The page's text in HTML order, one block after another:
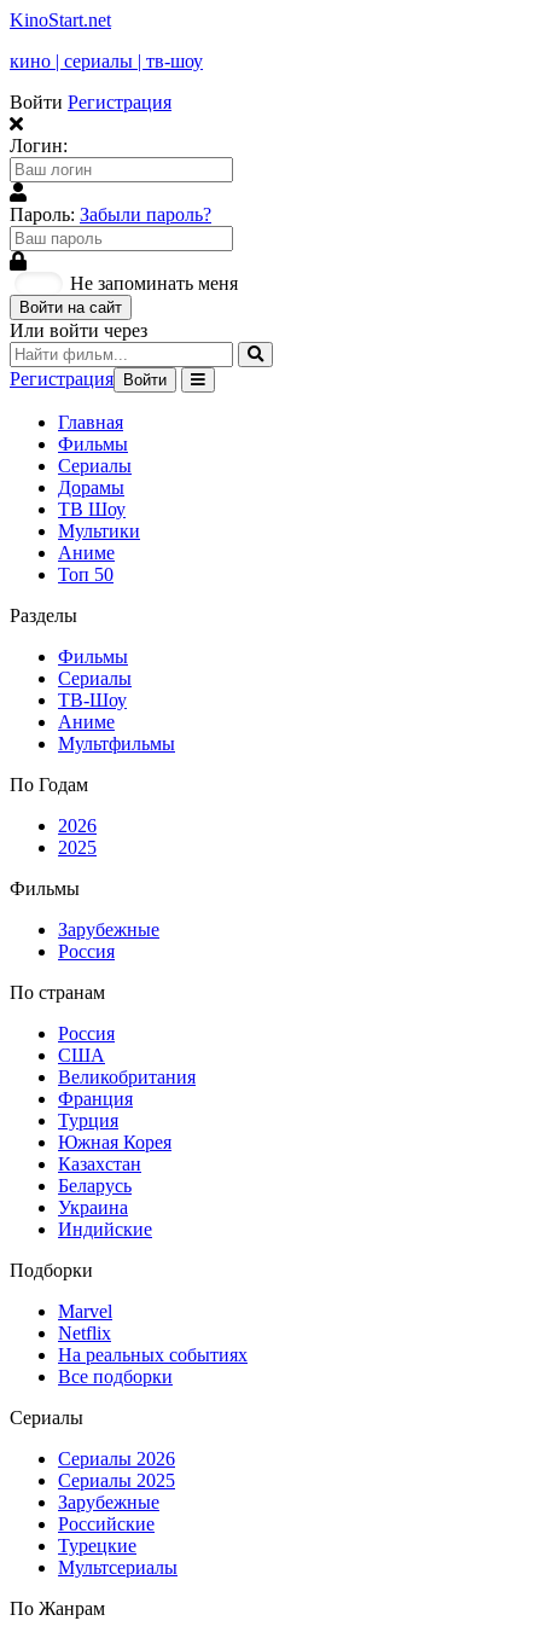
KinoStart.net
кино | сериалы | тв-шоу
Войти Регистрация
Логин:
Пароль: Забыли пароль?
Не запоминать меня
Войти на сайт
Или войти через
Регистрация Войти
Главная
Фильмы
Сериалы
Дорамы
ТВ Шоу
Мультики
Аниме
Топ 50
Разделы
Фильмы
Сериалы
ТВ-Шоу
Аниме
Мультфильмы
По Годам
2026
2025
Фильмы
Зарубежные
Россия
По странам
Россия
США
Великобритания
Франция
Турция
Южная Корея
Казахстан
Беларусь
Украина
Индийские
Подборки
Marvel
Netflix
На реальных событиях
Все подборки
Сериалы
Сериалы 2026
Сериалы 2025
Зарубежные
Российские
Турецкие
Мультсериалы
По Жанрам